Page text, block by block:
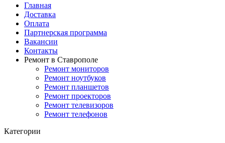
Главная
Доставка
Оплата
Партнерская программа
Вакансии
Контакты
Ремонт в Ставрополе
Ремонт мониторов
Ремонт ноутбуков
Ремонт планшетов
Ремонт проекторов
Ремонт телевизоров
Ремонт телефонов
Категории